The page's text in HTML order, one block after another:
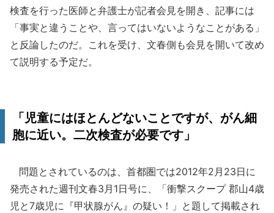
検査を行った医師と弁護士が記者会見を開き、記事には
「事実と違うことや、言ってはいないようなことがある」
と反論したのだ。これを受け、文春側も会見を開いて改め
て説明する予定だ。
「児童にはほとんどないことですが、がん細
胞に近い。二次検査が必要です」
問題とされているのは、首都圏では2012年2月23日に
発売された週刊文春3月1日号に、「衝撃スクープ 郡山4歳
児と7歳児に『甲状腺がん』の疑い！」と題して掲載され